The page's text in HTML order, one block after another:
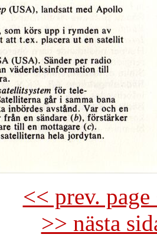
<< prev.
>> nästa